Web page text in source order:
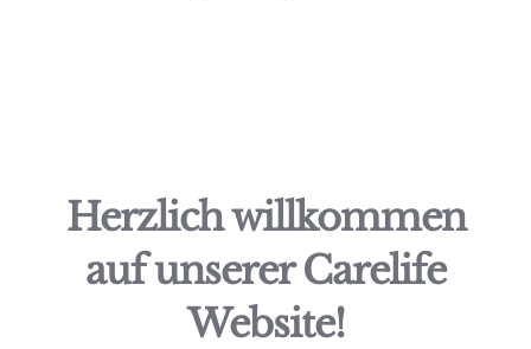
Herzlich willkommen
auf unserer Carelife
Website!